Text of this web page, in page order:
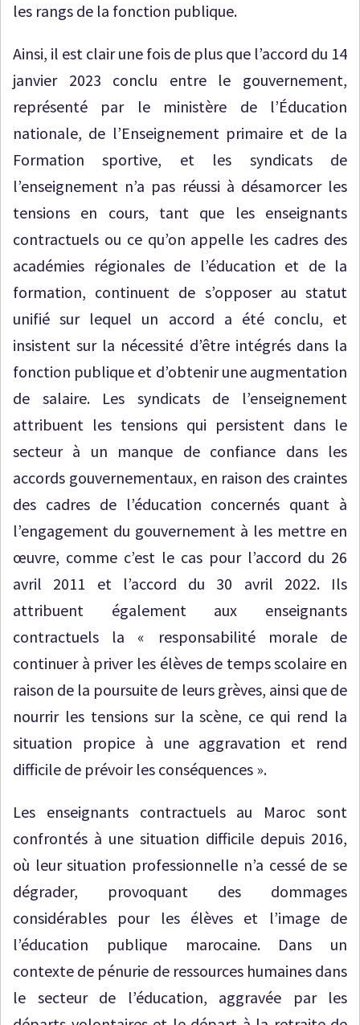
les rangs de la fonction publique.
Ainsi, il est clair une fois de plus que l’accord du 14
janvier 2023 conclu entre le gouvernement,
représenté par le ministère de l’Éducation
nationale, de l’Enseignement primaire et de la
Formation sportive, et les syndicats de
l’enseignement n’a pas réussi à désamorcer les
tensions en cours, tant que les enseignants
contractuels ou ce qu’on appelle les cadres des
académies régionales de l’éducation et de la
formation, continuent de s’opposer au statut
unifié sur lequel un accord a été conclu, et
insistent sur la nécessité d’être intégrés dans la
fonction publique et d’obtenir une augmentation
de salaire. Les syndicats de l’enseignement
attribuent les tensions qui persistent dans le
secteur à un manque de confiance dans les
accords gouvernementaux, en raison des craintes
des cadres de l’éducation concernés quant à
l’engagement du gouvernement à les mettre en
œuvre, comme c’est le cas pour l’accord du 26
avril 2011 et l’accord du 30 avril 2022. Ils
attribuent également aux enseignants
contractuels la « responsabilité morale de
continuer à priver les élèves de temps scolaire en
raison de la poursuite de leurs grèves, ainsi que de
nourrir les tensions sur la scène, ce qui rend la
situation propice à une aggravation et rend
difficile de prévoir les conséquences ».
Les enseignants contractuels au Maroc sont
confrontés à une situation difficile depuis 2016,
où leur situation professionnelle n’a cessé de se
dégrader, provoquant des dommages
considérables pour les élèves et l’image de
l’éducation publique marocaine. Dans un
contexte de pénurie de ressources humaines dans
le secteur de l’éducation, aggravée par les